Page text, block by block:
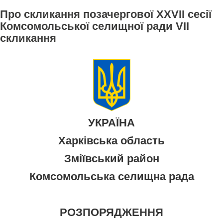
Про скликання позачергової ХХVІІ сесії
Комсомольської селищної ради VІІ
скликання
УКРАЇНА
Харківська область
Зміївський район
Комсомольська селищна рада
РОЗПОРЯДЖЕННЯ